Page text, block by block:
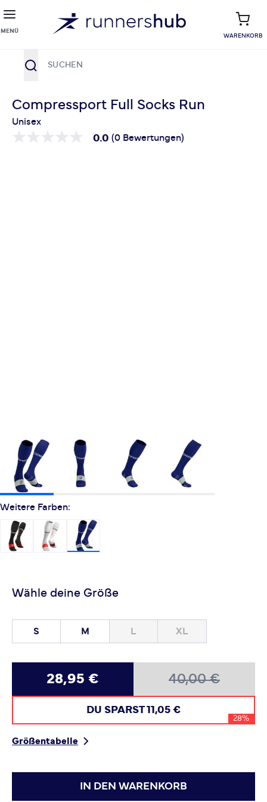
MENÜ
WARENKORB
Compressport Full Socks Run
Unisex
0.0 (0 Bewertungen)
Weitere Farben:
Wähle deine Größe
S M L XL
28,95 € 40,00 €
DU SPARST 11,05 €
28%
Größentabelle
IN DEN WARENKORB